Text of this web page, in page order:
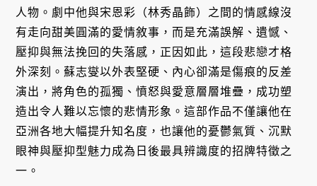
人物。劇中他與宋恩彩（林秀晶飾）之間的情感線沒
有走向甜美圓滿的愛情敘事，而是充滿誤解、遺憾、
壓抑與無法挽回的失落感，正因如此，這段悲戀才格
外深刻。蘇志燮以外表堅硬、內心卻滿是傷痕的反差
演出，將角色的孤獨、憤怒與愛意層層堆疊，成功塑
造出令人難以忘懷的悲情形象。這部作品不僅讓他在
亞洲各地大幅提升知名度，也讓他的憂鬱氣質、沉默
眼神與壓抑型魅力成為日後最具辨識度的招牌特徵之
一。